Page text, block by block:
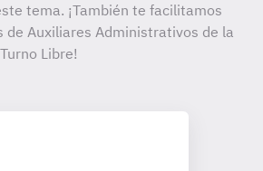
tema. ¡También te facilitamos
Auxiliares Administrativos de la
Libre!